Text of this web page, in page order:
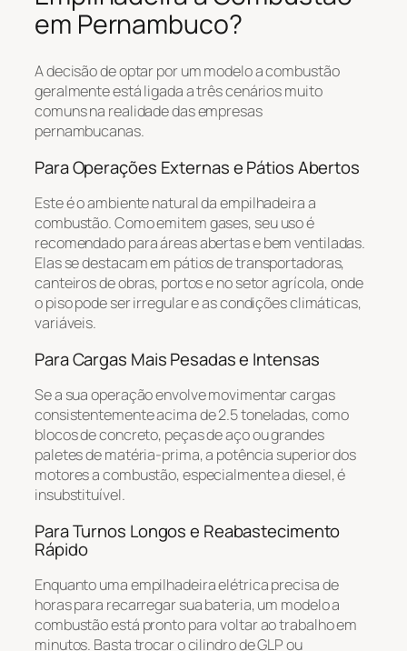
em Pernambuco?
A decisão de optar por um modelo a combustão
geralmente está ligada a três cenários muito
comuns na realidade das empresas
pernambucanas.
Para Operações Externas e Pátios Abertos
Este é o ambiente natural da empilhadeira a
combustão. Como emitem gases, seu uso é
recomendado para áreas abertas e bem ventiladas.
Elas se destacam em pátios de transportadoras,
canteiros de obras, portos e no setor agrícola, onde
o piso pode ser irregular e as condições climáticas,
variáveis.
Para Cargas Mais Pesadas e Intensas
Se a sua operação envolve movimentar cargas
consistentemente acima de 2.5 toneladas, como
blocos de concreto, peças de aço ou grandes
paletes de matéria-prima, a potência superior dos
motores a combustão, especialmente a diesel, é
insubstituível.
Para Turnos Longos e Reabastecimento
Rápido
Enquanto uma empilhadeira elétrica precisa de
horas para recarregar sua bateria, um modelo a
combustão está pronto para voltar ao trabalho em
minutos. Basta trocar o cilindro de GLP ou